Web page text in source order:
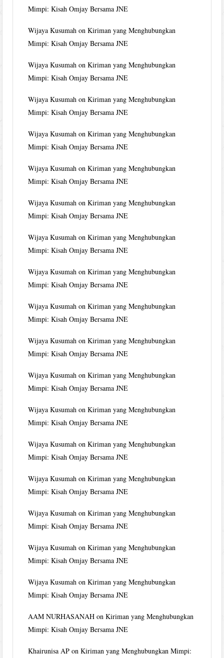
Mimpi: Kisah Omjay Bersama JNE
Wijaya Kusumah onKiriman yang Menghubungkan
Mimpi: Kisah Omjay Bersama JNE
Wijaya Kusumah onKiriman yang Menghubungkan
Mimpi: Kisah Omjay Bersama JNE
Wijaya Kusumah onKiriman yang Menghubungkan
Mimpi: Kisah Omjay Bersama JNE
Wijaya Kusumah onKiriman yang Menghubungkan
Mimpi: Kisah Omjay Bersama JNE
Wijaya Kusumah onKiriman yang Menghubungkan
Mimpi: Kisah Omjay Bersama JNE
Wijaya Kusumah onKiriman yang Menghubungkan
Mimpi: Kisah Omjay Bersama JNE
Wijaya Kusumah onKiriman yang Menghubungkan
Mimpi: Kisah Omjay Bersama JNE
Wijaya Kusumah onKiriman yang Menghubungkan
Mimpi: Kisah Omjay Bersama JNE
Wijaya Kusumah onKiriman yang Menghubungkan
Mimpi: Kisah Omjay Bersama JNE
Wijaya Kusumah onKiriman yang Menghubungkan
Mimpi: Kisah Omjay Bersama JNE
Wijaya Kusumah onKiriman yang Menghubungkan
Mimpi: Kisah Omjay Bersama JNE
Wijaya Kusumah onKiriman yang Menghubungkan
Mimpi: Kisah Omjay Bersama JNE
Wijaya Kusumah onKiriman yang Menghubungkan
Mimpi: Kisah Omjay Bersama JNE
Wijaya Kusumah onKiriman yang Menghubungkan
Mimpi: Kisah Omjay Bersama JNE
Wijaya Kusumah onKiriman yang Menghubungkan
Mimpi: Kisah Omjay Bersama JNE
Wijaya Kusumah onKiriman yang Menghubungkan
Mimpi: Kisah Omjay Bersama JNE
Wijaya Kusumah onKiriman yang Menghubungkan
Mimpi: Kisah Omjay Bersama JNE
AAM NURHASANAH onKiriman yang Menghubungkan
Mimpi: Kisah Omjay Bersama JNE
Khairunisa AP onKiriman yang Menghubungkan Mimpi: